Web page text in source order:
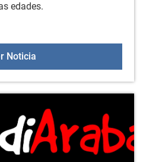
edades.
NoticiaFiestas de Zurbano 2025